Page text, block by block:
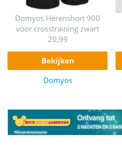
Domyos Herenshort 900
voor crosstraining zwart
20,99
bekijken
Domyos